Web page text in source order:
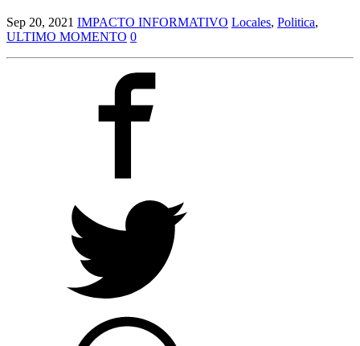
Sep 20, 2021 IMPACTO INFORMATIVO Locales, Politica,
ULTIMO MOMENTO 0